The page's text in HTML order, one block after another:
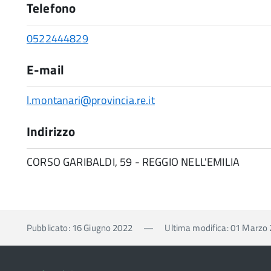
Telefono
0522444829
E-mail
l.montanari@provincia.re.it
Indirizzo
CORSO GARIBALDI, 59 - REGGIO NELL'EMILIA
Pubblicato: 16 Giugno 2022 — Ultima modifica: 01 Marzo